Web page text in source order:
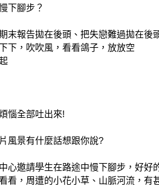
下腳步？
末報告拋在後頭、把失戀難過拋在後
下，吹吹風，看看鴿子，放放空
惱全部吐出來!
風景有什麼話想跟你說?
心邀請學生在路途中慢下腳步，好好
看，周遭的小花小草、山脈河流，有